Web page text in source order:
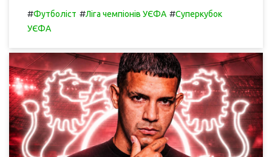
#Футболіст #Ліга чемпіонів УЄФА #Суперкубок
УЄФА